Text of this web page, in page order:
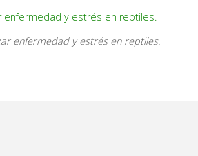
enfermedad y estrés en reptiles.